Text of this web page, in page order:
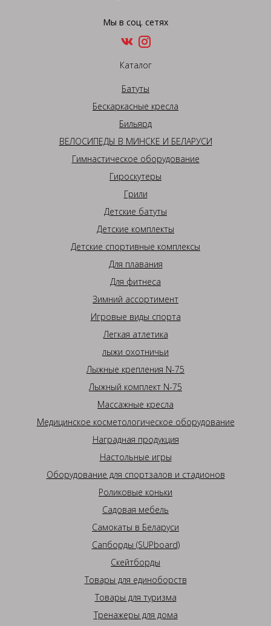
Мы в соц. сетях
Каталог
Батуты
Бескаркасные кресла
Бильярд
ВЕЛОСИПЕДЫ В МИНСКЕ И БЕЛАРУСИ
Гимнастическое оборудование
Гироскутеры
Грили
Детские батуты
Детские комплекты
Детские спортивные комплексы
Для плавания
Для фитнеса
Зимний ассортимент
Игровые виды спорта
Легкая атлетика
лыжи охотничьи
Лыжные крепления N-75
Лыжный комплект N-75
Массажные кресла
Медицинское косметологическое оборудование
Наградная продукция
Настольные игры
Оборудование для спортзалов и стадионов
Роликовые коньки
Садовая мебель
Самокаты в Беларуси
Сапборды (SUPboard)
Скейтборды
Товары для единоборств
Товары для туризма
Тренажеры для дома